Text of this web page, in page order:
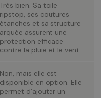
Très bien. Sa toile
ripstop, ses coutures
étanches et sa structure
arquée assurent une
protection efficace
contre la pluie et le vent.
Non, mais elle est
disponible en option. Elle
permet d’ajouter un